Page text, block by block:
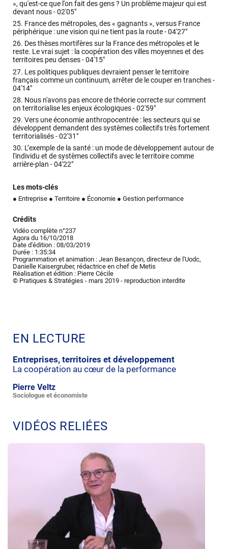
», qu'est-ce que l'on fait des gens ? Un problème majeur qui est
devant nous -02'05"
25. France des métropoles, des « gagnants », versus France
périphérique : une vision qui ne tient pas la route -04'27"
26. Des thèses mortifères sur la France des métropoles et le
reste. Le vrai sujet : la coopération des villes moyennes et des
territoires peu denses -04'15"
27. Les politiques publiques devraient penser le territoire
français comme un continuum, arrêter de le couper en tranches -
04'14"
28. Nous n'avons pas encore de théorie correcte sur comment
on territorialise les enjeux écologiques -02'59"
29. Vers une économie anthropocentrée : les secteurs qui se
développent demandent des systèmes collectifs très fortement
territorialisés -02'31"
30. L’exemple de la santé : un mode de développement autour de
l'individu et de systèmes collectifs avec le territoire comme
arrière-plan -04'22"
Les mots-clés
● Entreprise ● Territoire ● Économie ● Gestion performance
Crédits
Vidéo complète n°237
Agora du 16/10/2018
Date d'édition : 08/03/2019
Durée : 1:35:34
Programmation et animation : Jean Besançon, directeur de l'Uodc,
Danielle Kaisergruber, rédactrice en chef de Metis
Réalisation et édition : Pierre Cécile
© Pratiques & Stratégies - mars 2019 - reproduction interdite
EN LECTURE
Entreprises, territoires et développement
La coopération au cœur de la performance
Pierre Veltz
Sociologue et économiste
VIDÉOS RELIÉES